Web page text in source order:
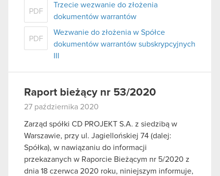
PDF
Trzecie wezwanie do złożenia
dokumentów warrantów
PDF
Wezwanie do złożenia w Spółce
dokumentów warrantów subskrypcyjnych
Raport bieżący nr 53/2020
27 października 2020
Zarząd spółki CD PROJEKT S.A. z siedzibą w
Warszawie, przy ul. Jagiellońskiej 74 (dalej:
Spółka), w nawiązaniu do informacji
przekazanych w Raporcie Bieżącym nr 5/2020 z
dnia 18 czerwca 2020 roku, niniejszym informuje,